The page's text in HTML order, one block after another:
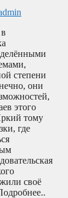
степени
они
этого
тому
где
своё